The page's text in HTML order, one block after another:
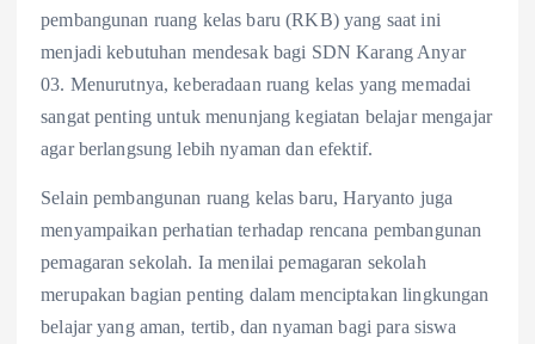
pembangunan ruang kelas baru (RKB) yang saat ini
menjadi kebutuhan mendesak bagi SDN Karang Anyar
03. Menurutnya, keberadaan ruang kelas yang memadai
sangat penting untuk menunjang kegiatan belajar mengajar
agar berlangsung lebih nyaman dan efektif.
Selain pembangunan ruang kelas baru, Haryanto juga
menyampaikan perhatian terhadap rencana pembangunan
pemagaran sekolah. Ia menilai pemagaran sekolah
merupakan bagian penting dalam menciptakan lingkungan
belajar yang aman, tertib, dan nyaman bagi para siswa